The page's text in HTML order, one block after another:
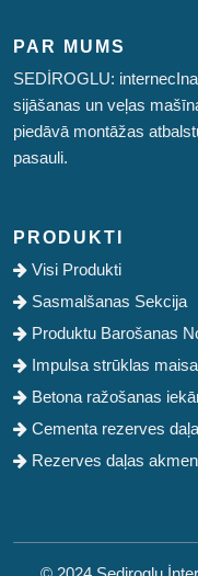
PAR MUMS
SEDİROGLU:
sijāšanas un veļas
piedāvā montāžas
pasauli.
PRODUKTI
Visi Produkti
Sasmalšanas Sekcija
Produktu Barošanas
Impulsa strūklas
Betona ražošanas
Cementa rezerves
Rezerves daļas